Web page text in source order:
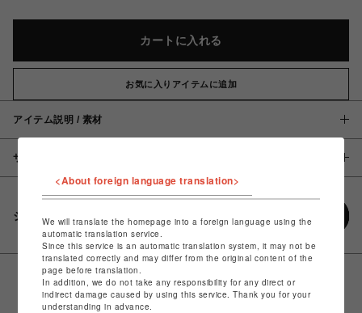
カートに入れる
お気に入りアイテムに追加
アイテム説明 / 素材
サイズ
シェアする
<About foreign language translation>
We will translate the homepage into a foreign language using the
automatic translation service.
Since this service is an automatic translation system, it may not be
translated correctly and may differ from the original content of the
page before translation.
In addition, we do not take any responsibility for any direct or
indirect damage caused by using this service. Thank you for your
understanding in advance.